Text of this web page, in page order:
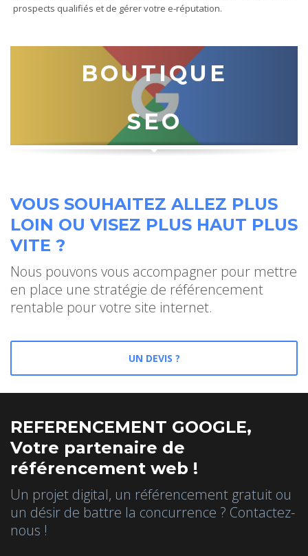
prospects qualifiés et de gérer votre e-réputation.
BOUTIQUE
SEO
VOUS SOUHAITEZ ALLEZ PLUS
LOIN OU VISEZ PLUS HAUT PLUS
VITE ?
Nous pouvons vous accompagner pour mettre
en place une stratégie de référencement
rentable pour votre site internet.
UN DEVIS ?
REFERENCEMENT GOOGLE,
Votre partenaire de
référencement web !
Un projet digital, un référencement gratuit ou
un désir de battre la concurrence ? Contactez-
nous !